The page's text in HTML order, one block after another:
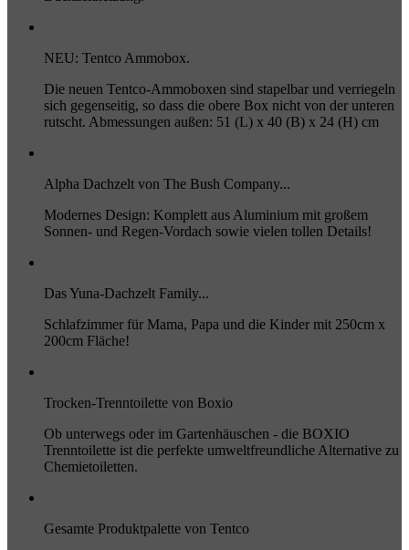
NEU: Tentco Ammobox.
Die neuen Tentco-Ammoboxen sind stapelbar und verriegeln
sich gegenseitig, so dass die obere Box nicht von der unteren
rutscht. Abmessungen außen: 51 (L) x 40 (B) x 24 (H) cm
Alpha Dachzelt von The Bush Company...
Modernes Design: Komplett aus Aluminium mit großem
Sonnen- und Regen-Vordach sowie vielen tollen Details!
Das Yuna-Dachzelt Family...
Schlafzimmer für Mama, Papa und die Kinder mit 250cm x
200cm Fläche!
Trocken-Trenntoilette von Boxio
Ob unterwegs oder im Gartenhäuschen - die BOXIO
Trenntoilette ist die perfekte umweltfreundliche Alternative zu
Chemietoiletten.
Gesamte Produktpalette von Tentco